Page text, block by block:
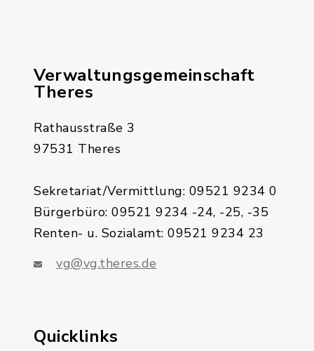
Verwaltungsgemeinschaft
Theres
Rathausstraße 3
97531 Theres
Sekretariat/Vermittlung: 09521 9234 0
Bürgerbüro: 09521 9234 -24, -25, -35
Renten- u. Sozialamt: 09521 9234 23
vg@vg.theres.de
Quicklinks